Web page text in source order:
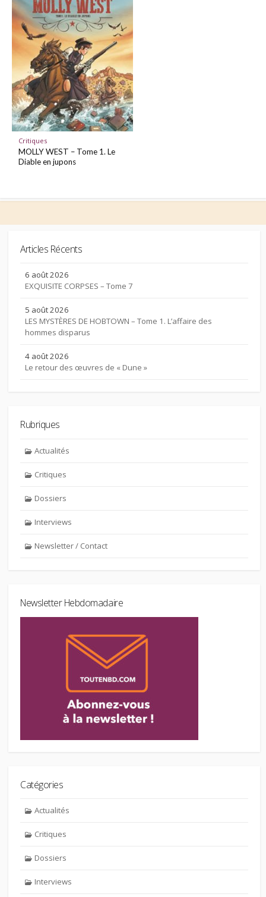
Critiques
MOLLY WEST – Tome 1. Le
Diable en jupons
Articles Récents
6 août 2026
EXQUISITE CORPSES – Tome 7
5 août 2026
LES MYSTÈRES DE HOBTOWN – Tome 1. L’affaire des
hommes disparus
4 août 2026
Le retour des œuvres de « Dune »
Rubriques
Actualités
Critiques
Dossiers
Interviews
Newsletter / Contact
Newsletter Hebdomadaire
Catégories
Actualités
Critiques
Dossiers
Interviews